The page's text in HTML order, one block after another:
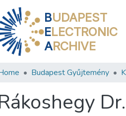
BUDAPEST
ELECTRONIC
ARCHIVE
Budapest Gyűjtemény